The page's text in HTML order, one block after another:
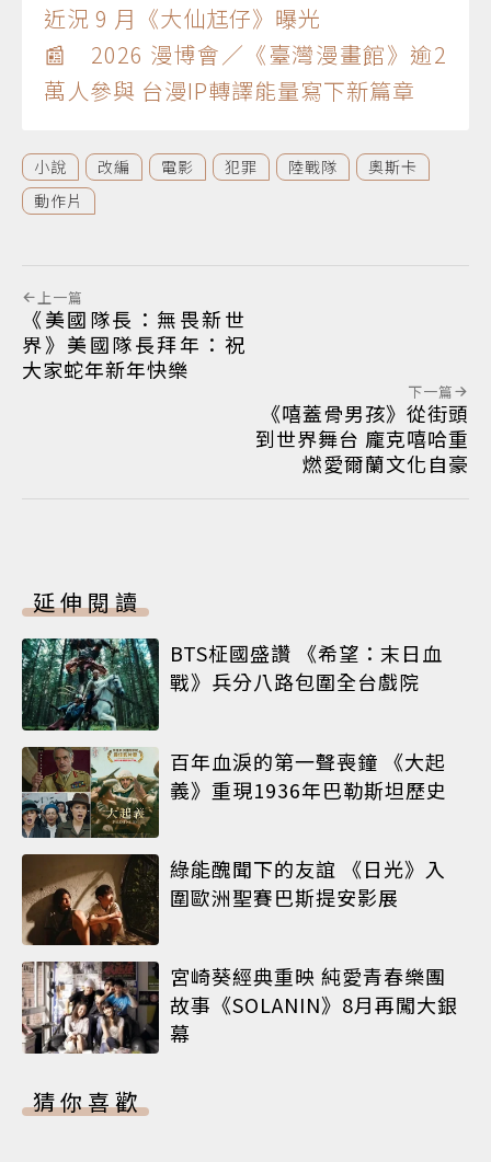
近況 9 月《大仙尪仔》曝光
📰 2026 漫博會／《臺灣漫畫館》逾2
萬人參與 台漫IP轉譯能量寫下新篇章
小說 改編 電影 犯罪 陸戰隊
奧斯卡
動作片
上一篇
《美國隊長：無畏新世
界》美國隊長拜年：祝
大家蛇年新年快樂
下一篇
《嘻蓋骨男孩》從街頭
到世界舞台 龐克嘻哈重
燃愛爾蘭文化自豪
延伸閱讀
BTS柾國盛讚 《希望：末日血
戰》兵分八路包圍全台戲院
百年血淚的第一聲喪鐘 《大起
義》重現1936年巴勒斯坦歷史
綠能醜聞下的友誼 《日光》入
圍歐洲聖賽巴斯提安影展
宮崎葵經典重映 純愛青春樂團
故事《SOLANIN》8月再闖大銀
幕
猜你喜歡